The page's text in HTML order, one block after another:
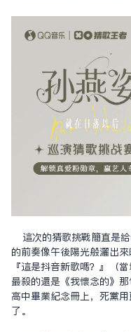
這次的猜歌挑戰簡直是
的前奏像午後陽光般灑出
『這是抖音新歌嗎？』（
最殺的還是《我懷念的》
高中畢業紀念冊上，死黨
了。